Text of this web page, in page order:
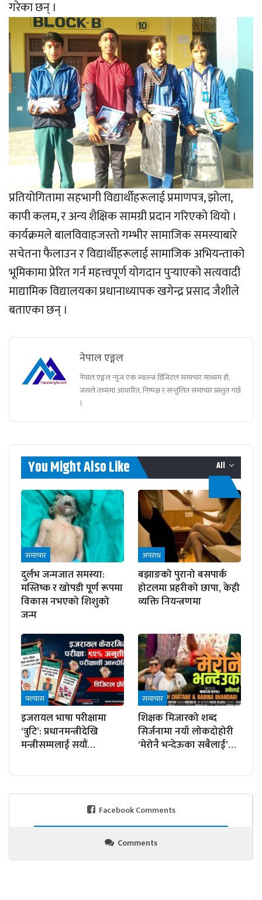
गरेका छन् ।
प्रतियोगितामा सहभागी विद्यार्थीहरूलाई प्रमाणपत्र, झोला,
कापी कलम, र अन्य शैक्षिक सामग्री प्रदान गरिएको थियो ।
कार्यक्रमले बालविवाहजस्तो गम्भीर सामाजिक समस्याबारे
सचेतना फैलाउन र विद्यार्थीहरूलाई सामाजिक अभियन्ताको
भूमिकामा प्रेरित गर्न महत्त्वपूर्ण योगदान पुर्‍याएको सत्यवादी
माद्यामिक विद्यालयका प्रधानाध्यापक खगेन्द्र प्रसाद जैशीले
बताएका छन् ।
नेपाल एङ्गल
नेपाल एङ्गल न्युज एक स्वतन्त्र डिजिटल समाचार माध्यम हो,
जसले तथ्यमा आधारित, निष्पक्ष र सन्तुलित समाचार प्रस्तुत गर्छ
।
All
You Might Also Like
समाचार
दुर्लभ जन्मजात समस्या:
मस्तिष्क र खोपडी पूर्ण रूपमा
विकास नभएको शिशुको
जन्म
अपराध
बझाङको पुरानो बसपार्क
होटलमा प्रहरीको छापा, केही
व्यक्ति नियन्त्रणमा
फ्ल्यास
इजरायल भाषा परीक्षामा
‘त्रुटि’: प्रधानमन्त्रीदेखि
मन्त्रीसम्मलाई सयौं…
समाचार
शिक्षक मिजारको शब्द
सिर्जनामा नयाँ लोकदोहोरी
‘मेरोनै भन्देऊका सबैलाई’…
Facebook Comments
Comments